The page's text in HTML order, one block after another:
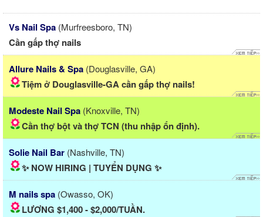
Vs Nail Spa (Murfreesboro, TN)
Cần gấp thợ nails
Allure Nails & Spa (Douglasville, GA)
Tiệm ở Douglasville-GA cần gấp thợ nails!
Modeste Nail Spa (Knoxville, TN)
Cần thợ bột và thợ TCN (thu nhập ổn định).
Solie Nail Bar (Nashville, TN)
✨ NOW HIRING | TUYỂN DỤNG ✨
M nails spa (Owasso, OK)
LƯƠNG $1,400 - $2,000/TUẦN.